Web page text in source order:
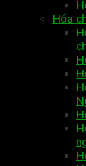
Hóa